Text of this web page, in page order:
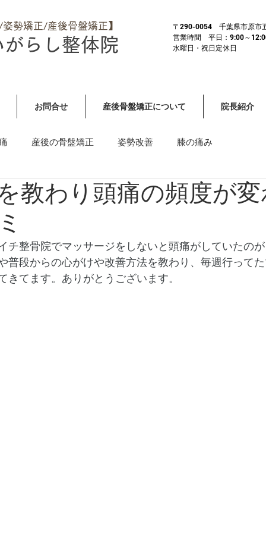
勢矯正/産後骨盤矯正】
がらし整体院
〒290-0054 千葉県市原市
営業時間 平日：9:00～
​水曜日・祝日定休日
お問合せ 産後骨盤矯正について 院長紹介
産後の骨盤矯正 姿勢改善 膝の痛み
その他全身症状・重症 首や肩の痛み・しびれ
教わり頭痛の頻度が変
チ整骨院でマッサージをしないと頭痛がしていたの
普段からの心がけや改善方法を教わり、毎週行って
きてます。ありがとうございます。